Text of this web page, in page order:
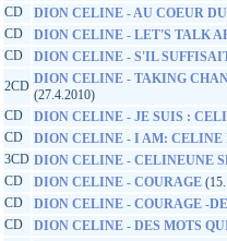
CD
DION CELINE - AU COEUR
CD
DION CELINE - LET'S TALK
CD
DION CELINE - S'IL
2CD DION CELINE - TAKING
(27.4.2010)
CD
DION CELINE - JE SUIS :
CD
DION CELINE - I AM: CELINE
3CD DION CELINE - CELINEUNE
CD
DION CELINE - COURAGE
CD
DION CELINE - COURAGE -
CD
DION CELINE - DES MOTS